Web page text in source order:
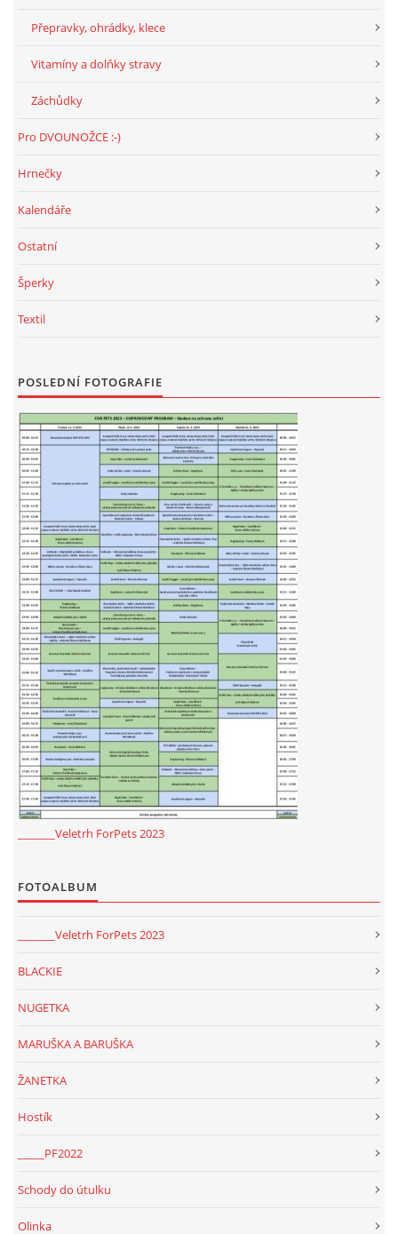
Přepravky, ohrádky, klece
Vitamíny a dolňky stravy
Záchůdky
Pro DVOUNOŽCE :-)
Hrnečky
Kalendáře
Ostatní
Šperky
Textil
POSLEDNÍ FOTOGRAFIE
_______Veletrh ForPets 2023
FOTOALBUM
_______Veletrh ForPets 2023
BLACKIE
NUGETKA
MARUŠKA A BARUŠKA
ŽANETKA
Hostík
_____PF2022
Schody do útulku
Olinka